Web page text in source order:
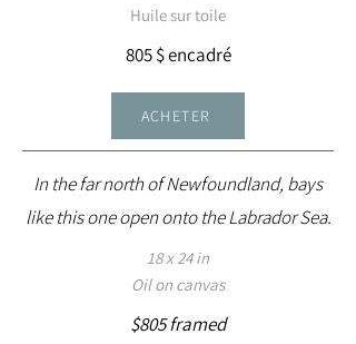
Huile sur toile
805 $ encadré
ACHETER
In the far north of Newfoundland, bays
like this one open onto the Labrador Sea.
18 x 24 in
Oil on canvas
$805 framed